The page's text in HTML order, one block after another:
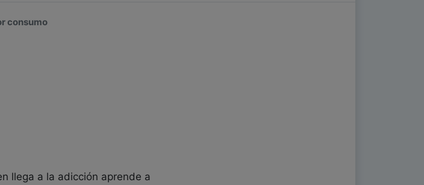
consumo
llega a la adicción aprende a